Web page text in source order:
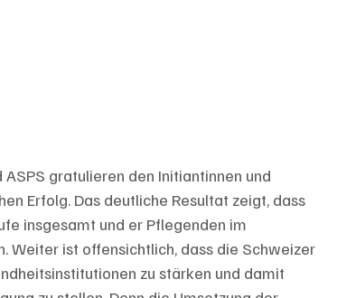
gratulieren den Initiantinnen und
Erfolg. Das deutliche Resultat zeigt, dass
insgesamt und er Pflegenden im
Weiter ist offensichtlich, dass die Schweizer
zu stärken und damit